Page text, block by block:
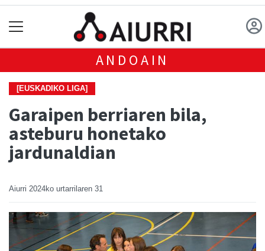
ANDOAIN
[EUSKADIKO LIGA]
Garaipen berriaren bila,
asteburu honetako
jardunaldian
Aiurri 2024ko urtarrilaren 31